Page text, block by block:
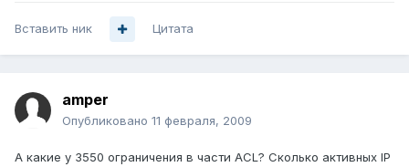
Вставить ник Цитата
amper
Опубликовано 11 февраля, 2009
А какие у 3550 ограничения в части ACL? Сколько активных IP